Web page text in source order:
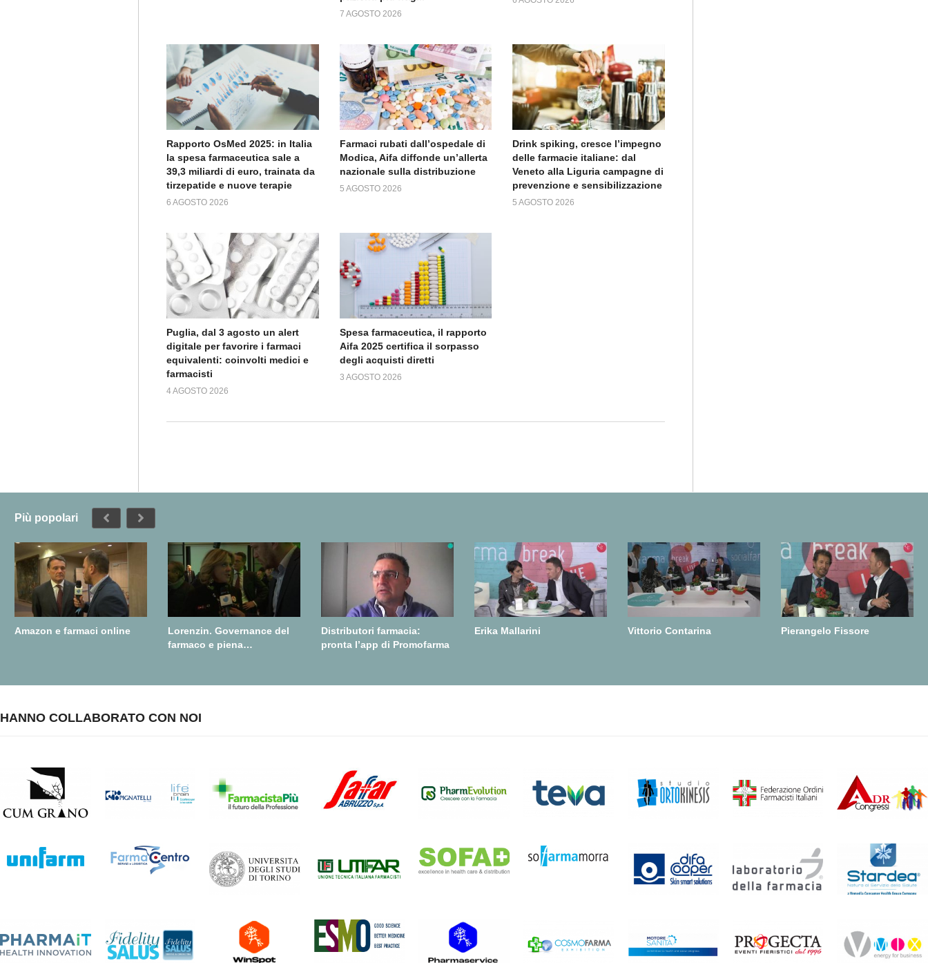
7 AGOSTO 2026
Rapporto OsMed 2025: in Italia
la spesa farmaceutica sale a
39,3 miliardi di euro, trainata da
tirzepatide e nuove terapie
6 AGOSTO 2026
Farmaci rubati dall’ospedale di
Modica, Aifa diffonde un’allerta
nazionale sulla distribuzione
5 AGOSTO 2026
Drink spiking, cresce l’impegno
delle farmacie italiane: dal
Veneto alla Liguria campagne di
prevenzione e sensibilizzazione
5 AGOSTO 2026
Puglia, dal 3 agosto un alert
digitale per favorire i farmaci
equivalenti: coinvolti medici e
farmacisti
4 AGOSTO 2026
Spesa farmaceutica, il rapporto
Aifa 2025 certifica il sorpasso
degli acquisti diretti
3 AGOSTO 2026
Più popolari
Amazon e farmaci online
Lorenzin. Governance del
farmaco e piena
Distributori farmacia:
pronta l’app di Promofarma
Erika Mallarini Vittorio Contarina Pierangelo Fissore
HANNO COLLABORATO CON NOI